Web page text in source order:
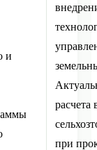
и
расчета
при